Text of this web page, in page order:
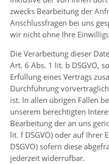
zwecks Bearbeitung der
Anschlussfragen bei uns
wir nicht ohne Ihre
Die Verarbeitung dieser
Art. 6 Abs. 1 lit. b DSGVO,
Erfüllung eines Vertrags
Durchführung
ist. In allen übrigen Fällen
unserem berechtigten
Bearbeitung der an uns
lit. f DSGVO) oder auf Ihrer
DSGVO) sofern diese
jederzeit widerrufbar.